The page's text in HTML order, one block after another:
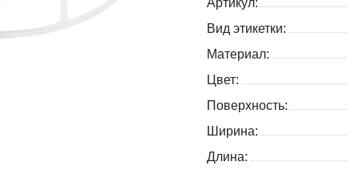
Артикул:
Вид этикетки:
Материал:
Цвет:
Поверхность:
Ширина:
Длина: